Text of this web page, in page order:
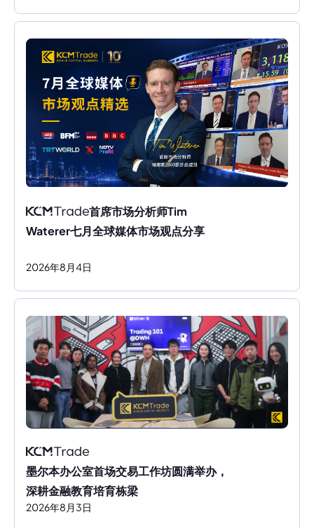
首席市场分析师Tim
Waterer七月全球媒体市场观点分享
2026年8 月4日
墨尔本办公室首场交易工作坊圆满举办，
深耕金融教育培育栋梁
2026年8 月 3日